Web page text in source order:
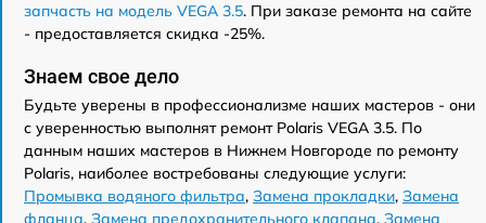
запчасть на модель VEGA 3.5. При заказе ремонта на сайте
- предоставляется скидка -25%.
Знаем свое дело
Будьте уверены в профессионализме наших мастеров - они
с уверенностью выполнят ремонт Polaris VEGA 3.5. По
данным наших мастеров в Нижнем Новгороде по ремонту
Polaris, наиболее востребованы следующие услуги:
Промывка водяного фильтра, Замена прокладки, Замена
фланца, Замена предохранительного клапана, Замена